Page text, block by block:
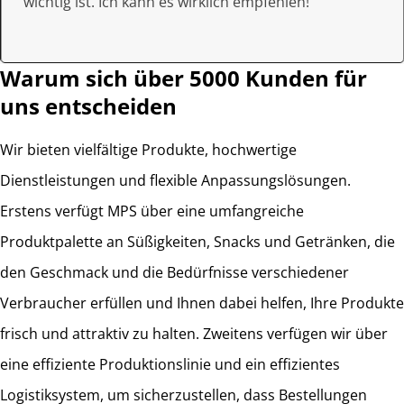
Warum sich über 5000 Kunden für
uns entscheiden
Wir bieten vielfältige Produkte, hochwertige
Dienstleistungen und flexible Anpassungslösungen.
Erstens verfügt MPS über eine umfangreiche
Produktpalette an Süßigkeiten, Snacks und Getränken, die
den Geschmack und die Bedürfnisse verschiedener
Verbraucher erfüllen und Ihnen dabei helfen, Ihre Produkte
frisch und attraktiv zu halten. Zweitens verfügen wir über
eine effiziente Produktionslinie und ein effizientes
Logistiksystem, um sicherzustellen, dass Bestellungen